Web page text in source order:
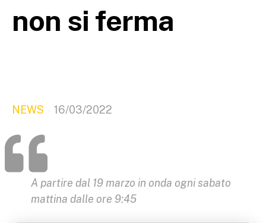
non si ferma
NEWS 16/03/2022
A partire dal 19 marzo in onda ogni sabato
mattina dalle ore 9:45